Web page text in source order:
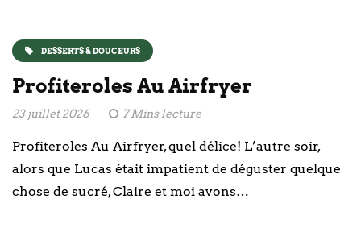
DESSERTS & DOUCEURS
Profiteroles Au Airfryer
23 juillet 2026 7 Mins lecture
Profiteroles Au Airfryer, quel délice! L’autre soir,
alors que Lucas était impatient de déguster quelque
chose de sucré, Claire et moi avons…